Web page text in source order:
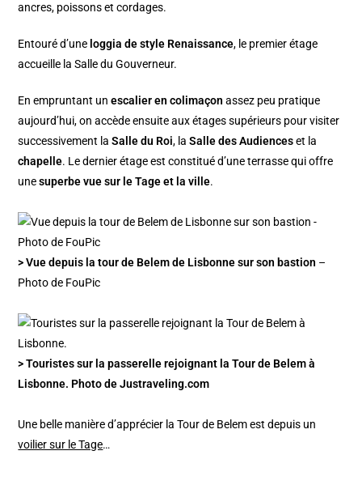
ancres, poissons et cordages.
Entouré d’une loggia de style Renaissance, le premier étage
accueille la Salle du Gouverneur.
En empruntant unescalier en colimaçonassez peu pratique
aujourd’hui, on accède ensuite aux étages supérieurs pour visiter
successivement laSalle du Roi, laSalle des Audienceset la
chapelle. Le dernier étage est constitué d’une terrasse qui offre
unesuperbe vue sur le Tage et la ville.
> Vue depuis la tour de Belem de Lisbonne sur son bastion –
Photo de FouPic
> Touristes sur la passerelle rejoignant la Tour de Belem à
Lisbonne. Photo de Justraveling.com
Une belle manière d’apprécier la Tour de Belem est depuis un
voilier sur le Tage…